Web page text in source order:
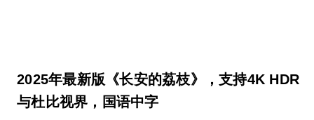
2025年最新版《长安的荔枝》，支持4K HDR
与杜比视界，国语中字